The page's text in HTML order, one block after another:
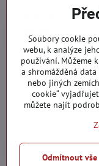
Reklamační formulář
Objednávky
Stav objednávky
Soubory cookie
webu, k analýze
používání. Můžeme
a shromážděná
nebo jiných
cookie“
můžete najít
Odmítnout vše